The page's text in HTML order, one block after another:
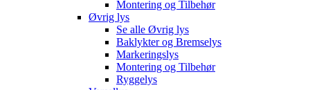
Montering og Tilbehør
Øvrig lys
Se alle Øvrig lys
Baklykter og Bremselys
Markeringslys
Montering og Tilbehør
Ryggelys